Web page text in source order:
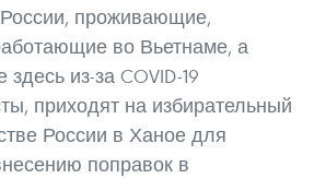
проживающие,
во Вьетнаме, а
из-за COVID-19
приходят на избирательный
России в Ханое для
поправок в